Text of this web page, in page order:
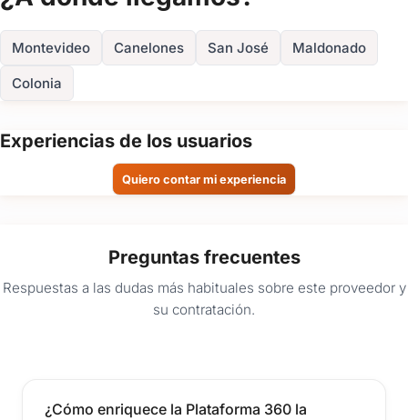
Montevideo Canelones San José Maldonado
Colonia
Experiencias de los usuarios
Quiero contar mi experiencia
Preguntas frecuentes
Respuestas a las dudas más habituales sobre este proveedor y
su contratación.
¿Cómo enriquece la Plataforma 360 la